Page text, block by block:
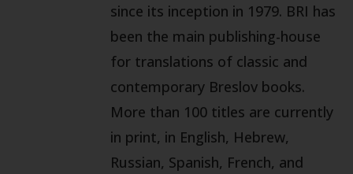
since its inception in 1979. BRI has
been the main publishing-house
for translations of classic and
contemporary Breslov books.
More than 100 titles are currently
in print, in English, Hebrew,
Russian, Spanish, French, and